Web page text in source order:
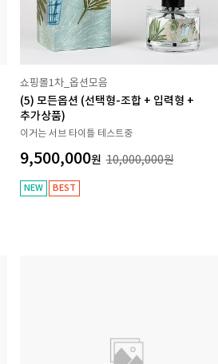
쇼핑몰1차_옵션모음
(5) 모든옵션 (선택형-조합 + 입력형 +
추가상품)
이거는 서브 타이틀 테스트중
9,500,000원 10,000,000원
NEW BEST